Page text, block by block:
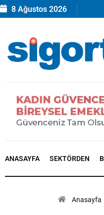
8 Ağustos 2026
ANASAYFA SEKTÖRDEN
Anasayfa